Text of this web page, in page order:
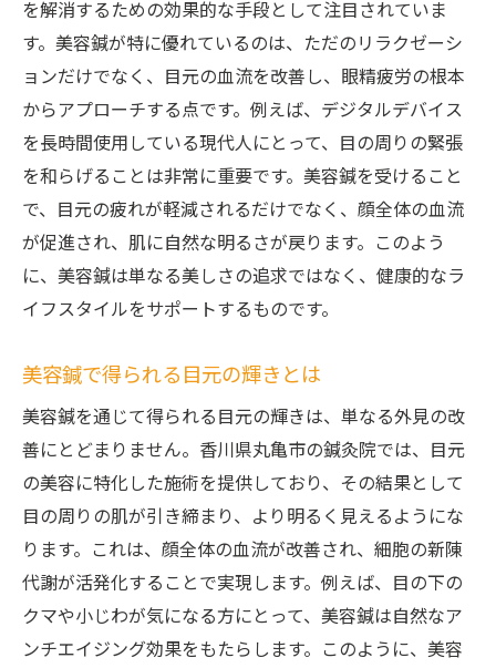
を解消するための効果的な手段として注目されていま
す。美容鍼が特に優れているのは、ただのリラクゼーシ
ョンだけでなく、目元の血流を改善し、眼精疲労の根本
からアプローチする点です。例えば、デジタルデバイス
を長時間使用している現代人にとって、目の周りの緊張
を和らげることは非常に重要です。美容鍼を受けること
で、目元の疲れが軽減されるだけでなく、顔全体の血流
が促進され、肌に自然な明るさが戻ります。このよう
に、美容鍼は単なる美しさの追求ではなく、健康的なラ
イフスタイルをサポートするものです。
美容鍼で得られる目元の輝きとは
美容鍼を通じて得られる目元の輝きは、単なる外見の改
善にとどまりません。香川県丸亀市の鍼灸院では、目元
の美容に特化した施術を提供しており、その結果として
目の周りの肌が引き締まり、より明るく見えるようにな
ります。これは、顔全体の血流が改善され、細胞の新陳
代謝が活発化することで実現します。例えば、目の下の
クマや小じわが気になる方にとって、美容鍼は自然なア
ンチエイジング効果をもたらします。このように、美容